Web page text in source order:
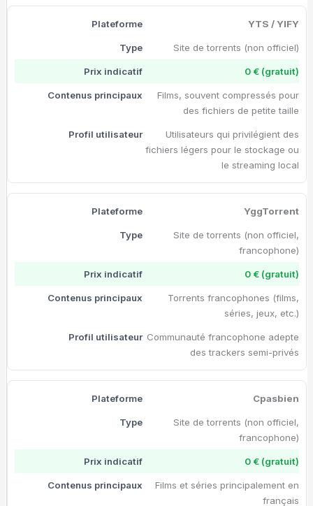
YTS / YIFY
Site de torrents (non officiel)
0 € (gratuit)
Films, souvent compressés pour
des fichiers de petite taille
Utilisateurs qui privilégient des
fichiers légers pour le stockage ou
le streaming local
YggTorrent
Site de torrents (non officiel,
francophone)
0 € (gratuit)
Torrents francophones (films,
séries, jeux, etc.)
Communauté francophone adepte
des trackers semi-privés
Cpasbien
Site de torrents (non officiel,
francophone)
0 € (gratuit)
Films et séries principalement en
français